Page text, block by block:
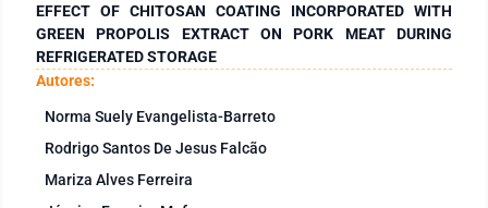
EFFECT OF CHITOSAN COATING INCORPORATED WITH
GREEN PROPOLIS EXTRACT ON PORK MEAT DURING
REFRIGERATED STORAGE
Autores:
Norma Suely Evangelista-Barreto
Rodrigo Santos De Jesus Falcão
Mariza Alves Ferreira